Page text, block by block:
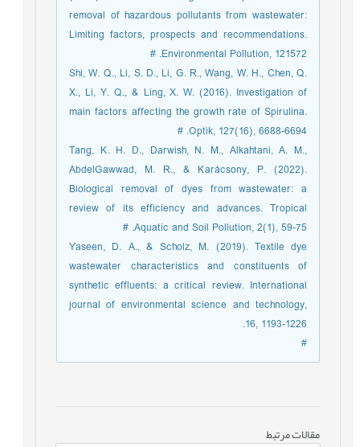
removal of hazardous pollutants from wastewater:
Limiting factors, prospects and recommendations.
Environmental Pollution, 121572. #
Shi, W. Q., Li, S. D., Li, G. R., Wang, W. H., Chen, Q.
X., Li, Y. Q., & Ling, X. W. (2016). Investigation of
main factors affecting the growth rate of Spirulina.
Optik, 127(16), 6688-6694. #
Tang, K. H. D., Darwish, N. M., Alkahtani, A. M.,
AbdelGawwad, M. R., & Karácsony, P. (2022).
Biological removal of dyes from wastewater: a
review of its efficiency and advances. Tropical
Aquatic and Soil Pollution, 2(1), 59-75. #
Yaseen, D. A., & Scholz, M. (2019). Textile dye
wastewater characteristics and constituents of
synthetic effluents: a critical review. International
journal of environmental science and technology,
16, 1193-1226.
#
مقالات مرتبط